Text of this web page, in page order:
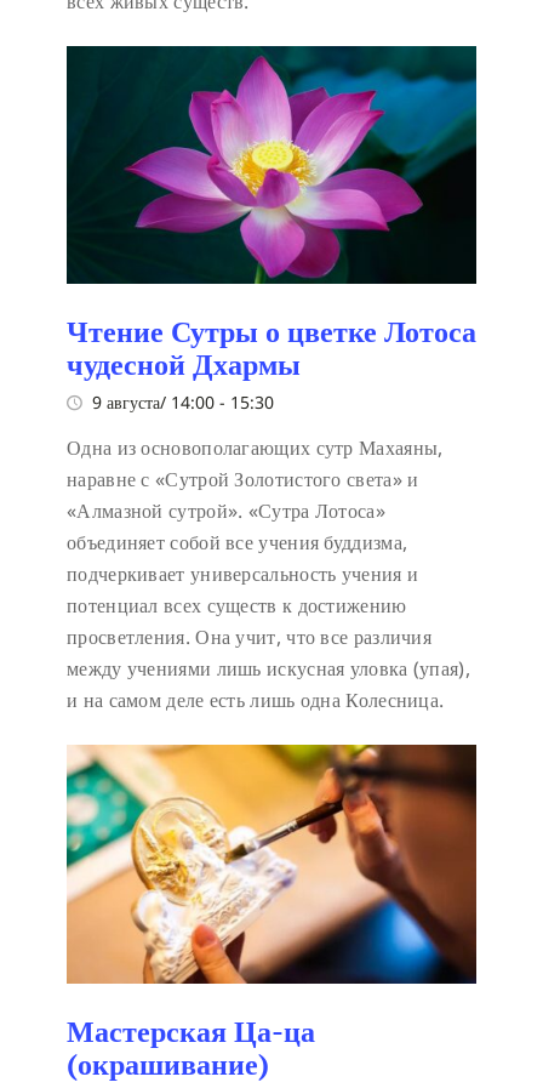
Чтение Сутры о цветке Лотоса
чудесной Дхармы
9 августа/ 14:00 - 15:30
Одна из основополагающих сутр Махаяны,
наравне с «Сутрой Золотистого света» и
«Алмазной сутрой». «Сутра Лотоса»
объединяет собой все учения буддизма,
подчеркивает универсальность учения и
потенциал всех существ к достижению
просветления. Она учит, что все различия
между учениями лишь искусная уловка (упая),
и на самом деле есть лишь одна Колесница.
Мастерская Ца-ца
(окрашивание)